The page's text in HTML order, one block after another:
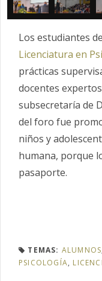
Los estudiantes
Licenciatura en
prácticas
docentes
subsecretaría de
del foro fue
niños y
humana, porque
pasaporte.
TEMAS: ALUMNOS
PSICOLOGÍA,